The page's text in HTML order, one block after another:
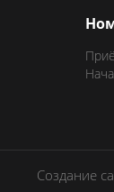
Создание